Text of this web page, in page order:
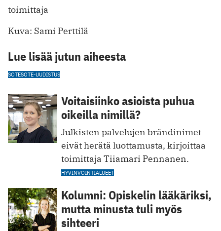
toimittaja
Kuva: Sami Perttilä
Lue lisää jutun aiheesta
SOTESOTE-UUDISTUS
Voitaisiinko asioista puhua
oikeilla nimillä?
Julkisten palvelujen brändinimet
eivät herätä luottamusta, kirjoittaa
toimittaja Tiiamari Pennanen.
HYVINVOINTIALUEET
Kolumni: Opiskelin lääkäriksi,
mutta minusta tuli myös
sihteeri